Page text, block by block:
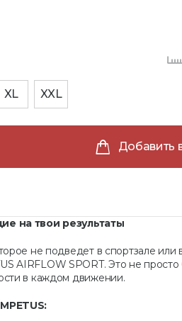
XL XXL
Добавить
на твои результаты
не подведет в спортзале или
AIRFLOW SPORT. Это не
в каждом движении.